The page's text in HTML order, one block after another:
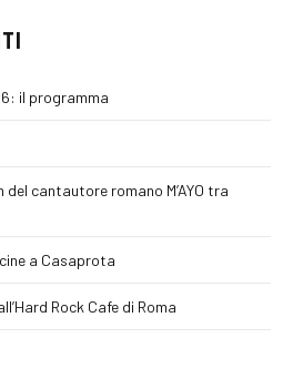
il programma
cantautore romano M’AYO tra
a Casaprota
Rock Cafe di Roma